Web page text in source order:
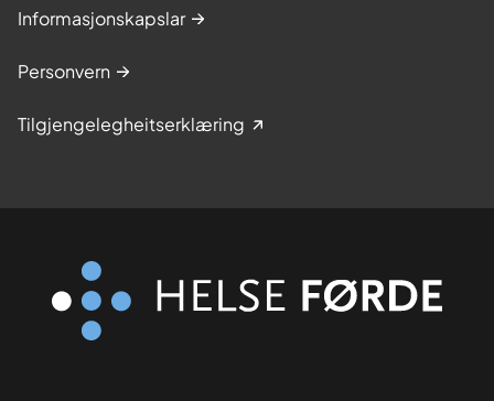
Informasjonskapslar
Personvern
Tilgjengelegheitserklæring